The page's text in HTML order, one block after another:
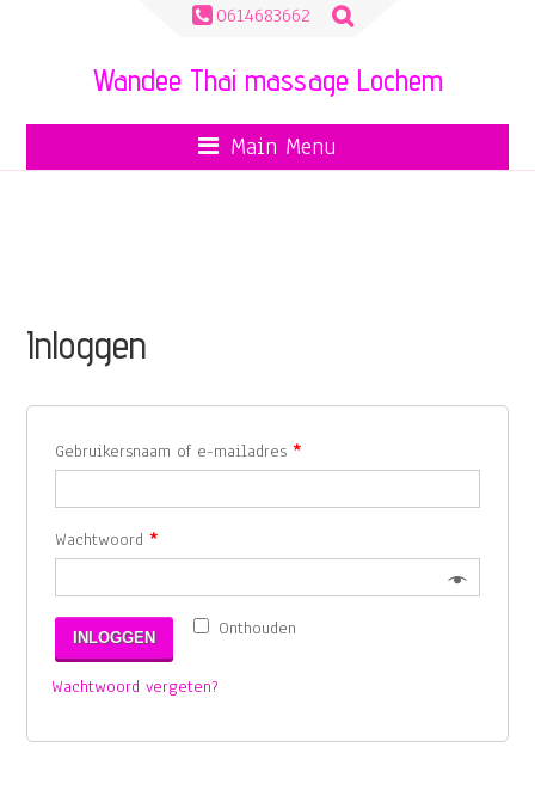
0614683662
Zoeken
naar:
Wandee Thai massage Lochem
Main Menu
Inloggen
Gebruikersnaam of e-mailadres*
Wachtwoord*
Onthouden
INLOGGEN
Wachtwoord vergeten?